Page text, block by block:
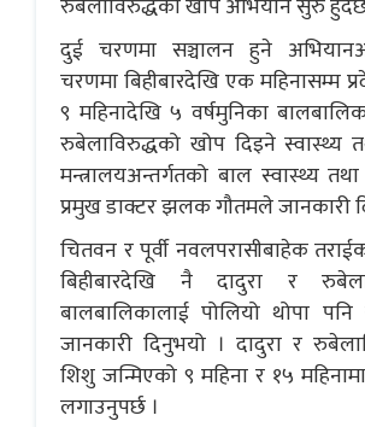
दुई चरणमा सञ्चालन हुने
चरणमा बिहीबारदेखि एक महिनासम्म
९ महिनादेखि ५ वर्षमुनिका
रुबेलाविरुद्धको खोप दिइने स्वास्थ्य
मन्त्रालयअन्तर्गतको बाल स्वास्थ्य
प्रमुख डाक्टर झलक गौतमले जानकारी
चितवन र पूर्वी नवलपरासीबाहेक
बिहीबारदेखि नै दादुरा र
बालबालिकालाई पोलियो थोपा
जानकारी दिनुभयो । दादुरा र
शिशु जन्मिएको ९ महिना र १५
लगाउनुपर्छ ।